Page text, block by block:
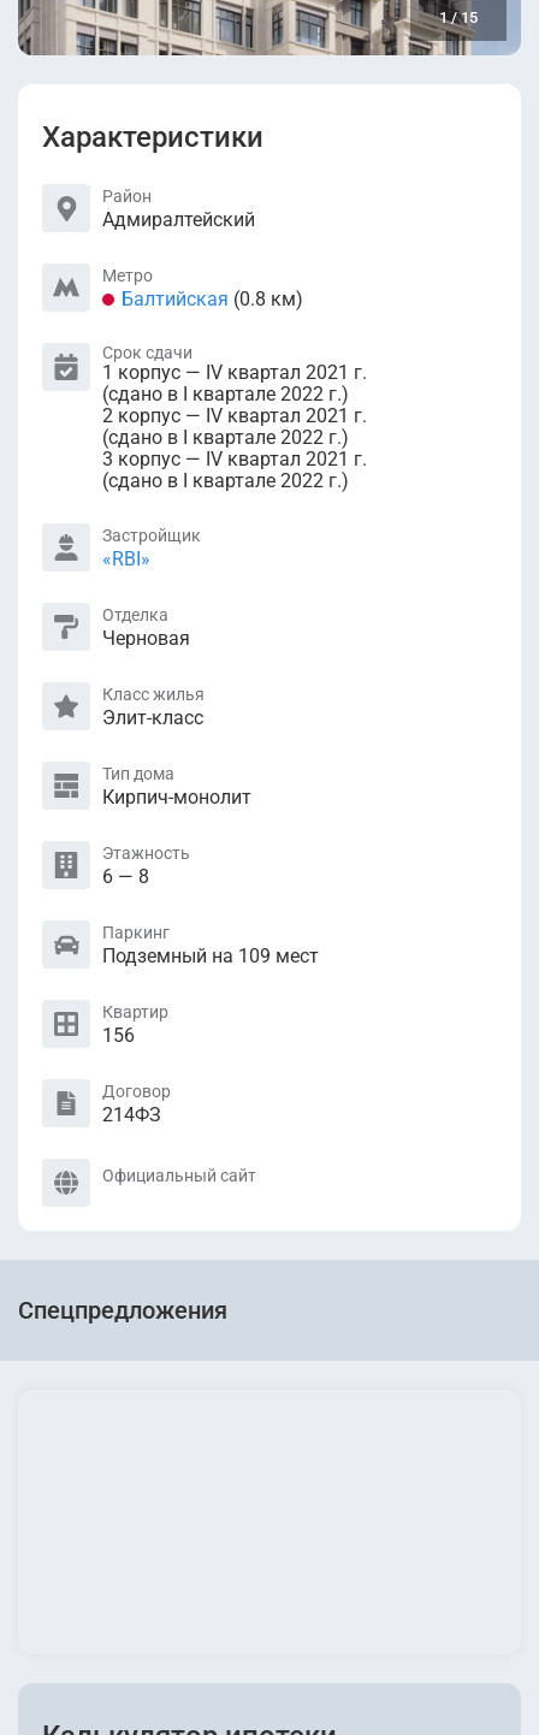
1/15
Характеристики
Район
Адмиралтейский
Метро
Балтийская (0.8 км)
Срок сдачи
1 корпус — IV квартал 2021 г.
(сдано в I квартале 2022 г.)
2 корпус — IV квартал 2021 г.
(сдано в I квартале 2022 г.)
3 корпус — IV квартал 2021 г.
(сдано в I квартале 2022 г.)
Застройщик
«RBI»
Отделка
Черновая
Класс жилья
Элит-класс
Тип дома
Кирпич-монолит
Этажность
6 — 8
Паркинг
Подземный на 109 мест
Квартир
156
Договор
214ФЗ
Официальный сайт
Спецпредложения